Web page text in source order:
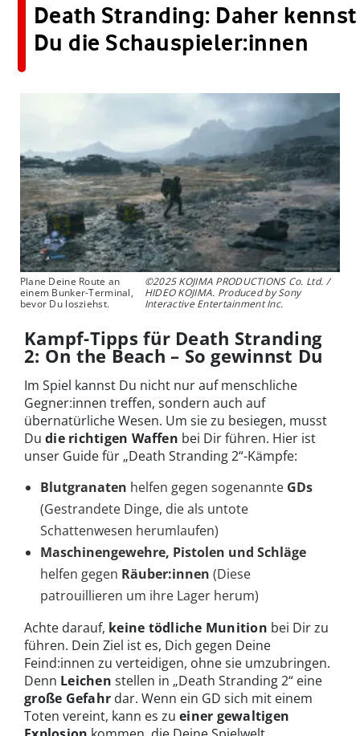
Death Stranding: Daher kennst
Du die Schauspieler:innen
Plane Deine Route an
einem Bunker-Terminal,
bevor Du losziehst.
©2025 KOJIMA PRODUCTIONS Co. Ltd. /
HIDEO KOJIMA. Produced by Sony
Interactive Entertainment Inc.
Kampf-Tipps für Death Stranding
2: On the Beach – So gewinnst Du
Im Spiel kannst Du nicht nur auf menschliche
Gegner:innen treffen, sondern auch auf
übernatürliche Wesen. Um sie zu besiegen, musst
Du die richtigen Waffen bei Dir führen. Hier ist
unser Guide für „Death Stranding 2“-Kämpfe:
Blutgranaten helfen gegen sogenannte GDs
(Gestrandete Dinge, die als untote
Schattenwesen herumlaufen)
Maschinengewehre, Pistolen und Schläge
helfen gegen Räuber:innen (Diese
patrouillieren um ihre Lager herum)
Achte darauf, keine tödliche Munition bei Dir zu
führen. Dein Ziel ist es, Dich gegen Deine
Feind:innen zu verteidigen, ohne sie umzubringen.
Denn Leichen stellen in „Death Stranding 2“ eine
große Gefahr dar. Wenn ein GD sich mit einem
Toten vereint, kann es zu einer gewaltigen